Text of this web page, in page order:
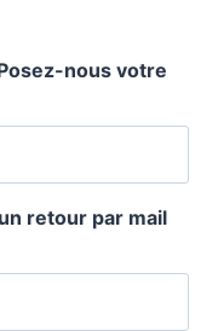
nous votre
retour par mail